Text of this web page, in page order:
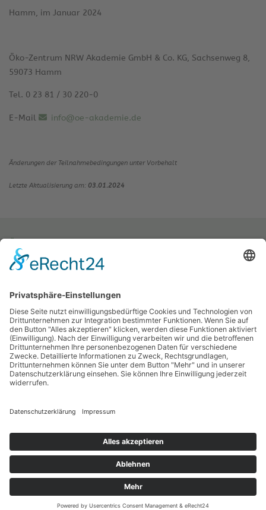
SEHR GUT
Hamm, im Januar 2024
Öko-Zentrum NRW Akademie GmbH & Co. KG, Sachsenweg 8,
59073 Hamm
Tel. 0 23 81 / 30 220-0
E-Mail info@oe-akademie.de
Änderungen der Teilnahmebedingungen unter Vorbehalt
Letzte Aktualisierung am: 03.01.2024
Sachsenweg 8
Tel.: 02381 / 30 220-0
Fax.: 02381 / 30 220-30
info[at]oe-akademie.de
Vertrag widerrufen
Sitemap
Datenschutz